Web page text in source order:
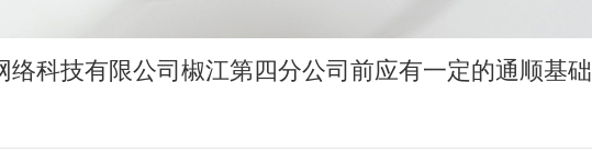
络科技有限公司椒江第四分公司前应有一定的通顺基础